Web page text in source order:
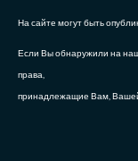
На сайте могут быть
Если Вы обнаружили на
права,
принадлежащие Вам,